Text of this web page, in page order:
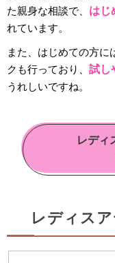
た親身な相談で、 はじ
れています。
また、はじめての方に
クも行っており、 試し
うれしいですね。
レディ
レディス